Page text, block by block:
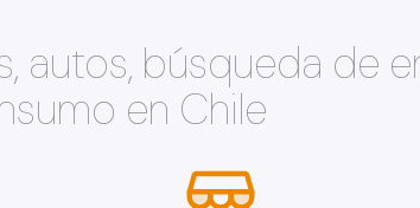
autos, búsqueda de
en Chile